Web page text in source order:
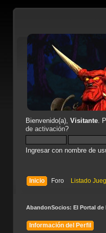
Bienvenido(a), Visitante.
de activación?
Ingresar con nombre de
Inicio Foro Listado
AbandonSocios: El Portal
Información del Perfil